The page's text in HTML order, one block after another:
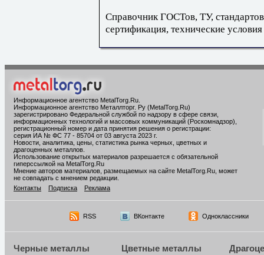
Справочник ГОСТов, ТУ,
сертификация, технические условия
Информационное агентство MetalTorg.Ru
Информационное агентство Металлторг. Ру (MetalTorg.Ru)
зарегистрировано Федеральной службой по надзору в сфере связи,
информационных технологий и массовых коммуникаций (Роскомнадзор),
регистрационный номер и дата принятия решения о регистрации:
серия ИА № ФС 77 - 85704 от 03 августа 2023 г.
Новости, аналитика, цены, статистика рынка черных, цветных и
драгоценных металлов.
Использование открытых материалов разрешается с обязательной
гиперссылкой на MetalTorg.Ru
Мнение авторов материалов, размещаемых на сайте MetalTorg.Ru, может
не совпадать с мнением редакции.
Контакты
Подписка Реклама
RSS ВКонтакте Одноклассники
Черные металлы Цветные металлы